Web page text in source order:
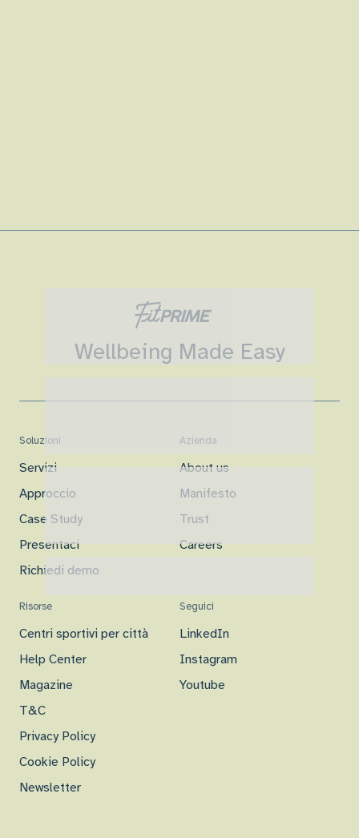
Wellbeing Made Easy
Soluzioni
Servizi
Approccio
Case Study
Presentaci
Richiedi demo
Azienda
About us
Manifesto
Trust
Careers
Risorse
Centri sportivi per città
Help Center
Magazine
T&C
Privacy Policy
Cookie Policy
Newsletter
Seguici
LinkedIn
Instagram
Youtube